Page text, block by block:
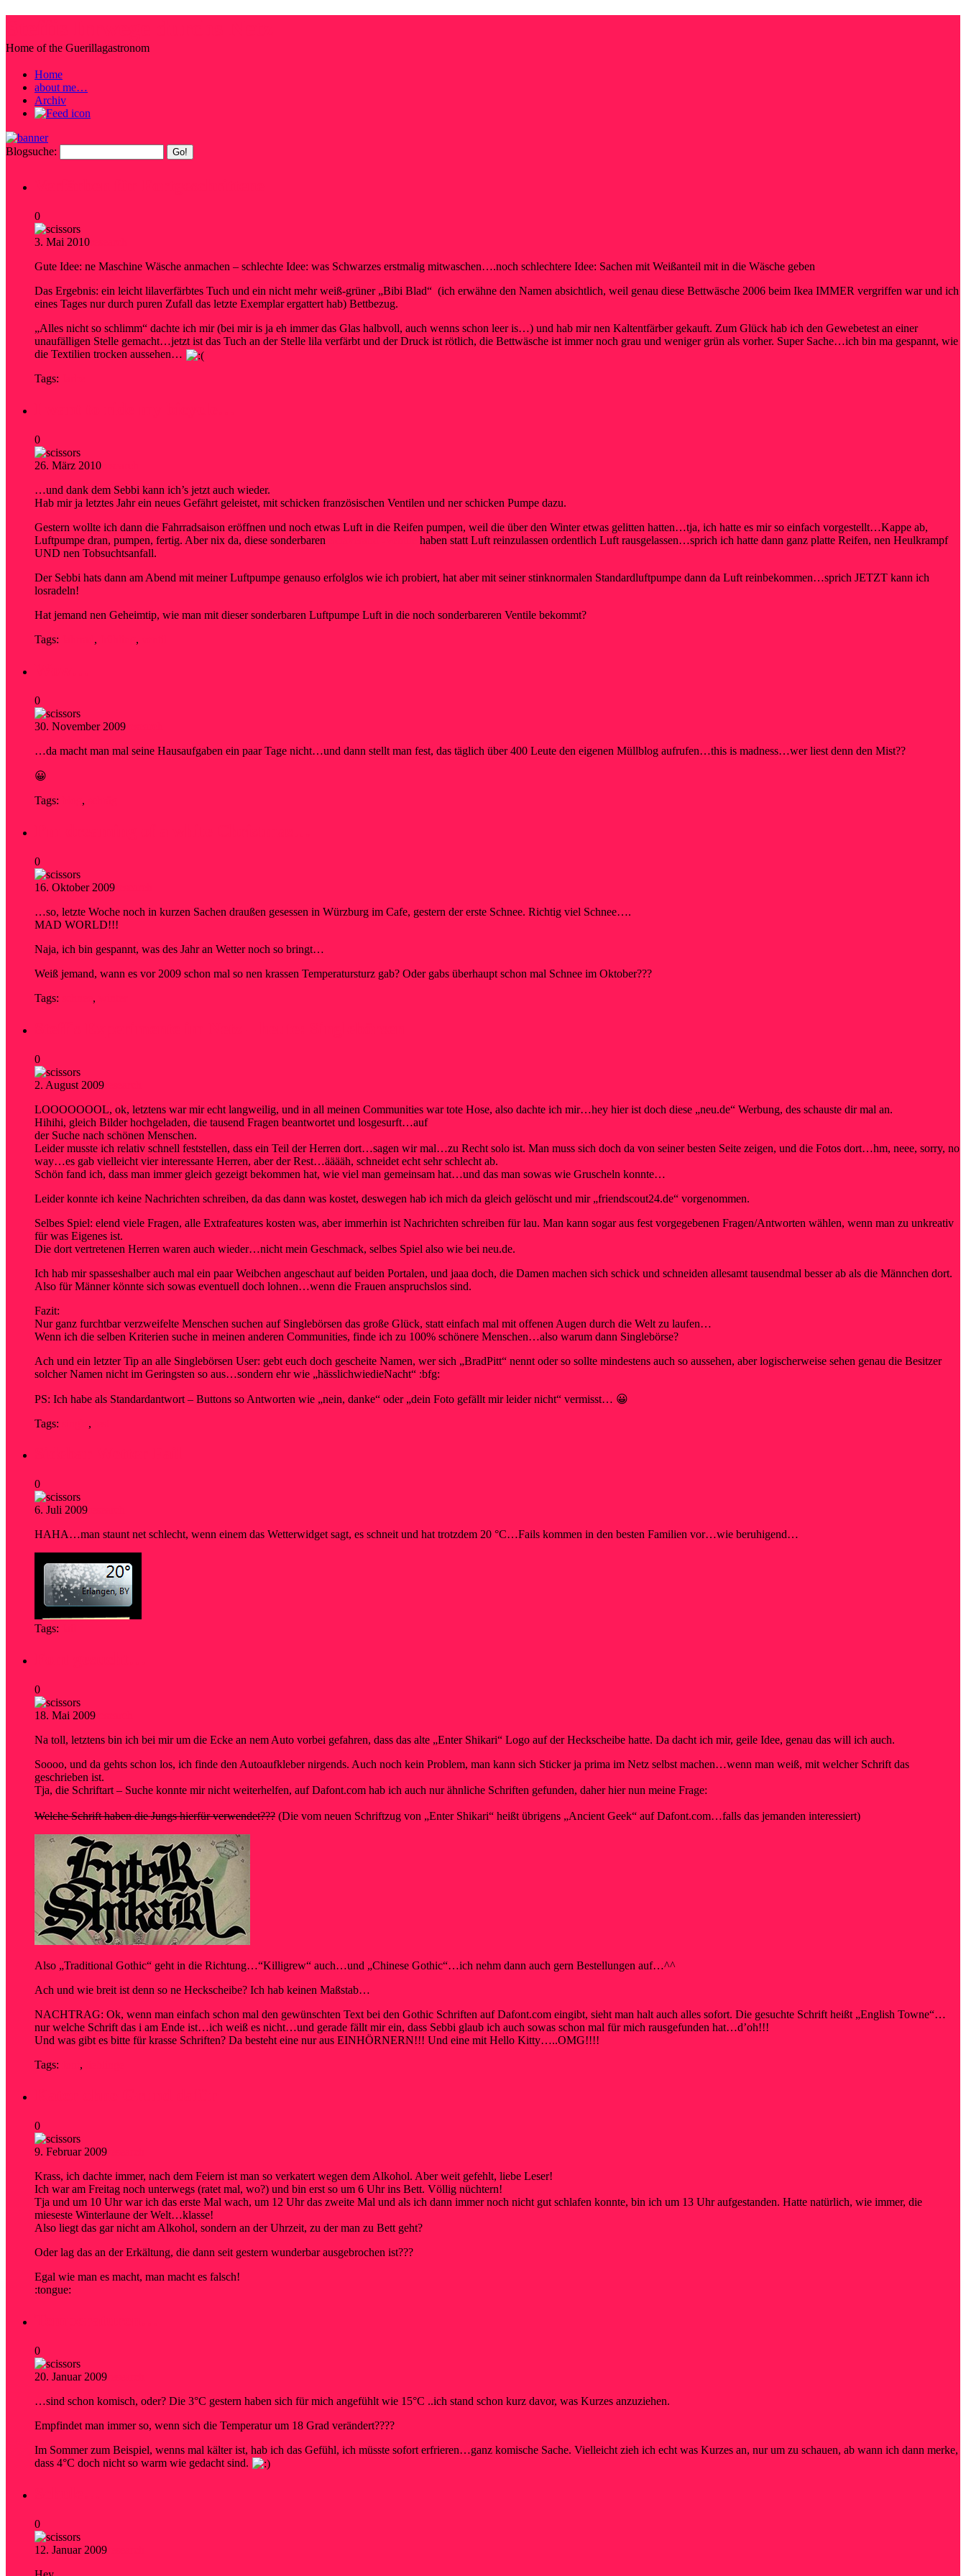
Home of the Guerillagastronom
Home
about me…
Archiv
Blogsuche:
0
3. Mai 2010
Gute Idee: ne Maschine Wäsche anmachen – schlechte Idee: was Schwarzes erstmalig mitwaschen….noch schlechtere Idee: Sachen mit Weißanteil mit in die Wäsche geben
Das Ergebnis: ein leicht lilaverfärbtes Tuch und ein nicht mehr weiß-grüner „Bibi Blad“ (ich erwähne den Namen absichtlich, weil genau diese Bettwäsche 2006 beim Ikea IMMER vergriffen war und ich
eines Tages nur durch puren Zufall das letzte Exemplar ergattert hab) Bettbezug.
„Alles nicht so schlimm“ dachte ich mir (bei mir is ja eh immer das Glas halbvoll, auch wenns schon leer is…) und hab mir nen Kaltentfärber gekauft. Zum Glück hab ich den Gewebetest an einer
unaufälligen Stelle gemacht…jetzt ist das Tuch an der Stelle lila verfärbt und der Druck ist rötlich, die Bettwäsche ist immer noch grau und weniger grün als vorher. Super Sache…ich bin ma gespannt, wie
die Textilien trocken aussehen…
Tags:
0
26. März 2010
…und dank dem Sebbi kann ich’s jetzt auch wieder.
Hab mir ja letztes Jahr ein neues Gefährt geleistet, mit schicken französischen Ventilen und ner schicken Pumpe dazu.
Gestern wollte ich dann die Fahrradsaison eröffnen und noch etwas Luft in die Reifen pumpen, weil die über den Winter etwas gelitten hatten…tja, ich hatte es mir so einfach vorgestellt…Kappe ab,
Luftpumpe dran, pumpen, fertig. Aber nix da, diese sonderbaren
haben statt Luft reinzulassen ordentlich Luft rausgelassen…sprich ich hatte dann ganz platte Reifen, nen Heulkrampf
UND nen Tobsuchtsanfall.
Der Sebbi hats dann am Abend mit meiner Luftpumpe genauso erfolglos wie ich probiert, hat aber mit seiner stinknormalen Standardluftpumpe dann da Luft reinbekommen…sprich JETZT kann ich
losradeln!
Hat jemand nen Geheimtip, wie man mit dieser sonderbaren Luftpumpe Luft in die noch sonderbareren Ventile bekommt?
Tags:
, ,
0
30. November 2009
…da macht man mal seine Hausaufgaben ein paar Tage nicht…und dann stellt man fest, das täglich über 400 Leute den eigenen Müllblog aufrufen…this is madness…wer liest denn den Mist??
😀
Tags:
,
0
16. Oktober 2009
…so, letzte Woche noch in kurzen Sachen draußen gesessen in Würzburg im Cafe, gestern der erste Schnee. Richtig viel Schnee….
MAD WORLD!!!
Naja, ich bin gespannt, was des Jahr an Wetter noch so bringt…
Weiß jemand, wann es vor 2009 schon mal so nen krassen Temperatursturz gab? Oder gabs überhaupt schon mal Schnee im Oktober???
Tags:
,
0
2. August 2009
LOOOOOOOL, ok, letztens war mir echt langweilig, und in all meinen Communities war tote Hose, also dachte ich mir…hey hier ist doch diese „neu.de“ Werbung, des schauste dir mal an.
Hihihi, gleich Bilder hochgeladen, die tausend Fragen beantwortet und losgesurft…auf
der Suche nach schönen Menschen.
Leider musste ich relativ schnell feststellen, dass ein Teil der Herren dort…sagen wir mal…zu Recht solo ist. Man muss sich doch da von seiner besten Seite zeigen, und die Fotos dort…hm, neee, sorry, no
way…es gab vielleicht vier interessante Herren, aber der Rest…ääääh, schneidet echt sehr schlecht ab.
Schön fand ich, dass man immer gleich gezeigt bekommen hat, wie viel man gemeinsam hat…und das man sowas wie Gruscheln konnte…
Leider konnte ich keine Nachrichten schreiben, da das dann was kostet, deswegen hab ich mich da gleich gelöscht und mir „friendscout24.de“ vorgenommen.
Selbes Spiel: elend viele Fragen, alle Extrafeatures kosten was, aber immerhin ist Nachrichten schreiben für lau. Man kann sogar aus fest vorgegebenen Fragen/Antworten wählen, wenn man zu unkreativ
für was Eigenes ist.
Die dort vertretenen Herren waren auch wieder…nicht mein Geschmack, selbes Spiel also wie bei neu.de.
Ich hab mir spasseshalber auch mal ein paar Weibchen angeschaut auf beiden Portalen, und jaaa doch, die Damen machen sich schick und schneiden allesamt tausendmal besser ab als die Männchen dort.
Also für Männer könnte sich sowas eventuell doch lohnen…wenn die Frauen anspruchslos sind.
Fazit:
Nur ganz furchtbar verzweifelte Menschen suchen auf Singlebörsen das große Glück, statt einfach mal mit offenen Augen durch die Welt zu laufen…
Wenn ich die selben Kriterien suche in meinen anderen Communities, finde ich zu 100% schönere Menschen…also warum dann Singlebörse?
Ach und ein letzter Tip an alle Singlebörsen User: gebt euch doch gescheite Namen, wer sich „BradPitt“ nennt oder so sollte mindestens auch so aussehen, aber logischerweise sehen genau die Besitzer
solcher Namen nicht im Geringsten so aus…sondern ehr wie „hässlichwiedieNacht“ :bfg:
PS: Ich habe als Standardantwort – Buttons so Antworten wie „nein, danke“ oder „dein Foto gefällt mir leider nicht“ vermisst… 😀
Tags:
,
0
6. Juli 2009
HAHA…man staunt net schlecht, wenn einem das Wetterwidget sagt, es schneit und hat trotzdem 20 °C…Fails kommen in den besten Familien vor…wie beruhigend…
Tags:
0
18. Mai 2009
Na toll, letztens bin ich bei mir um die Ecke an nem Auto vorbei gefahren, dass das alte „Enter Shikari“ Logo auf der Heckscheibe hatte. Da dacht ich mir, geile Idee, genau das will ich auch.
Soooo, und da gehts schon los, ich finde den Autoaufkleber nirgends. Auch noch kein Problem, man kann sich Sticker ja prima im Netz selbst machen…wenn man weiß, mit welcher Schrift das
geschrieben ist.
Tja, die Schriftart – Suche konnte mir nicht weiterhelfen, auf Dafont.com hab ich auch nur ähnliche Schriften gefunden, daher hier nun meine Frage:
Welche Schrift haben die Jungs hierfür verwendet??? (Die vom neuen Schriftzug von „Enter Shikari“ heißt übrigens „Ancient Geek“ auf Dafont.com…falls das jemanden interessiert)
Also „Traditional Gothic“ geht in die Richtung…“Killigrew“ auch…und „Chinese Gothic“…ich nehm dann auch gern Bestellungen auf…^^
Ach und wie breit ist denn so ne Heckscheibe? Ich hab keinen Maßstab…
NACHTRAG: Ok, wenn man einfach schon mal den gewünschten Text bei den Gothic Schriften auf Dafont.com eingibt, sieht man halt auch alles sofort. Die gesuchte Schrift heißt „English Towne“…
nur welche Schrift das i am Ende ist…ich weiß es nicht…und gerade fällt mir ein, dass Sebbi glaub ich auch sowas schon mal für mich rausgefunden hat…d’oh!!!
Und was gibt es bitte für krasse Schriften? Da besteht eine nur aus EINHÖRNERN!!! Und eine mit Hello Kitty…..OMG!!!!
Tags:
,
0
9. Februar 2009
Krass, ich dachte immer, nach dem Feiern ist man so verkatert wegen dem Alkohol. Aber weit gefehlt, liebe Leser!
Ich war am Freitag noch unterwegs (ratet mal, wo?) und bin erst so um 6 Uhr ins Bett. Völlig nüchtern!
Tja und um 10 Uhr war ich das erste Mal wach, um 12 Uhr das zweite Mal und als ich dann immer noch nicht gut schlafen konnte, bin ich um 13 Uhr aufgestanden. Hatte natürlich, wie immer, die
mieseste Winterlaune der Welt…klasse!
Also liegt das gar nicht am Alkohol, sondern an der Uhrzeit, zu der man zu Bett geht?
Oder lag das an der Erkältung, die dann seit gestern wunderbar ausgebrochen ist???
Egal wie man es macht, man macht es falsch!
:tongue:
0
20. Januar 2009
…sind schon komisch, oder? Die 3°C gestern haben sich für mich angefühlt wie 15°C ..ich stand schon kurz davor, was Kurzes anzuziehen.
Empfindet man immer so, wenn sich die Temperatur um 18 Grad verändert????
Im Sommer zum Beispiel, wenns mal kälter ist, hab ich das Gefühl, ich müsste sofort erfrieren…ganz komische Sache. Vielleicht zieh ich echt was Kurzes an, nur um zu schauen, ab wann ich dann merke,
dass 4°C doch nicht so warm wie gedacht sind.
0
12. Januar 2009